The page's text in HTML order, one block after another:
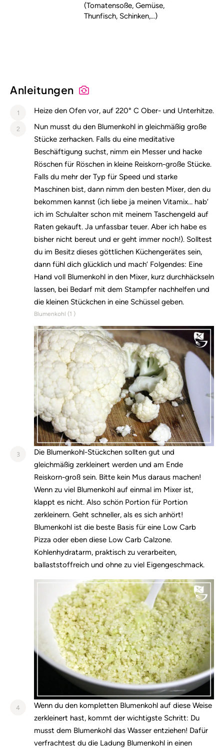
(Tomatensoße, Gemüse,
Thunfisch, Schinken,...)
Anleitungen
1 Heize den Ofen vor, auf 220° C Ober- und Unterhitze.
2
Nun musst du den Blumenkohl in gleichmäßig große
Stücke zerhacken. Falls du eine meditative
Beschäftigung suchst, nimm ein Messer und hacke
Röschen für Röschen in kleine Reiskorn-große Stücke.
Falls du mehr der Typ für Speed und starke
Maschinen bist, dann nimm den besten Mixer, den du
bekommen kannst (ich liebe ja meinen Vitamix… hab’
ich im Schulalter schon mit meinem Taschengeld auf
Raten gekauft. Ja unfassbar teuer. Aber ich habe es
bisher nicht bereut und er geht immer noch!). Solltest
du im Besitz dieses göttlichen Küchengerätes sein,
dann fühl dich glücklich und mach’ Folgendes: Eine
Hand voll Blumenkohl in den Mixer, kurz durchhäckseln
lassen, bei Bedarf mit dem Stampfer nachhelfen und
die kleinen Stückchen in eine Schüssel geben.
Blumenkohl (1 )
3
Die Blumenkohl-Stückchen sollten gut und
gleichmäßig zerkleinert werden und am Ende
Reiskorn-groß sein. Bitte kein Mus daraus machen!
Wenn zu viel Blumenkohl auf einmal im Mixer ist,
klappt es nicht. Also schön Portion für Portion
zerkleinern. Geht schneller, als es sich anhört!
Blumenkohl ist die beste Basis für eine Low Carb
Pizza oder eben diese Low Carb Calzone.
Kohlenhydratarm, praktisch zu verarbeiten,
ballaststoffreich und ohne zu viel Eigengeschmack.
4
Wenn du den kompletten Blumenkohl auf diese Weise
zerkleinert hast, kommt der wichtigste Schritt: Du
musst dem Blumenkohl das Wasser entziehen! Dafür
verfrachtest du die Ladung Blumenkohl in einen